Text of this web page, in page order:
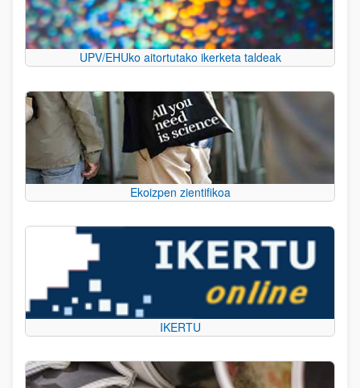
UPV/EHUko aitortutako ikerketa taldeak
Ekoizpen zientifikoa
IKERTU